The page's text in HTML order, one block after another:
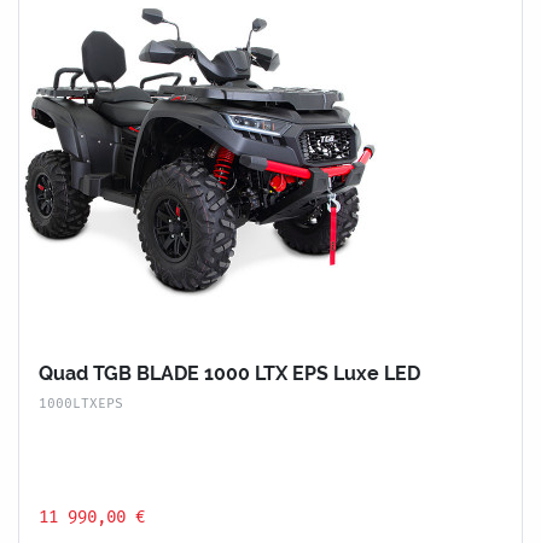
Quad TGB BLADE 1000 LTX EPS Luxe LED
1000LTXEPS
11 990,00 €